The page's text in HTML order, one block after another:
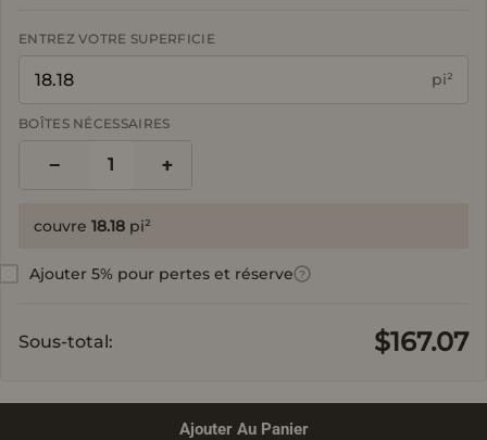
ENTREZ VOTRE SUPERFICIE
pi²
BOÎTES NÉCESSAIRES
− 1 +
couvre 18.18 pi²
Ajouter 5% pour pertes et réserve ?
Sous-total: $167.07
Ajouter Au Panier